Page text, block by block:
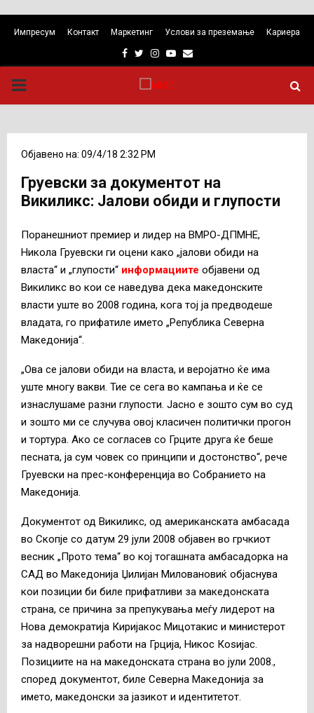
Импресум Контакт Маркетинг Услови за преземање Кариера
Facebook
TwitterInstagram
Youtube
Email
PRIMARY
Објавено на: 09/4/18 2:32 PM
Груевски за документот на
Викиликс: Јалови обиди и глупости
Поранешниот премиер и лидер на ВМРО-ДПМНЕ,
Никола Груевски ги оцени како „јалови обиди на
власта“ и „глупости“ информациите објавени од
Викиликс во кои се наведува дека македонските
власти уште во 2008 година, кога тој ја предводеше
владата, го прифатиле името „Република Северна
Македонија“.
„Ова се јалови обиди на власта, и веројатно ќе има
уште многу вакви. Тие се сега во кампања и ќе се
изнаслушаме разни глупости. Јасно е зошто сум во суд
и зошто ми се случува овој класичен политички прогон
и тортура. Ако се согласев со Грците друга ќе беше
песната, ја сум човек со принципи и достонство“, рече
Груевски на прес-конференција во Собранието на
Македонија.
Документот од Викиликс, од американската амбасада
во Скопје со датум 29 јули 2008 објавен во грчкиот
весник „Прото тема“ во кој тогашната амбасадорка на
САД во Македонија Џилијан Миловановиќ објаснува
кои позиции би биле прифатливи за македонската
страна, се причина за препукувања меѓу лидерот на
Нова демократија Киријакос Мицотакис и министерот
за надворешни работи на Грција, Никос Коѕијас.
Позициите на на македонската страна во јули 2008.,
според документот, биле Северна Македонија за
името, македонски за јазикот и идентитетот.